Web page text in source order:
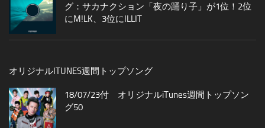
グ：サカナクション「夜の踊り子」が1位！2位
にM!LK、3位にILLIT
オリジナルITUNES週間トップソング
18/07/23付 オリジナルiTunes週間トップソン
グ50